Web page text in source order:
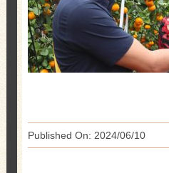
Published On: 2024/06/10